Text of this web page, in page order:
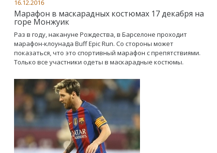
16.12.2016
Марафон в маскарадных костюмах 17 декабря на
горе Монжуик
Раз в году, накануне Рождества, в Барселоне проходит
марафон-клоунада Buff Epic Run. Со стороны может
показаться, что это спортивный марафон с препятствиями.
Только все участники одеты в маскарадные костюмы.